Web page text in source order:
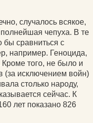
случалось всякое,
чепуха. В те
бы сравниться с
например. Геноцида,
Кроме того, не было и
(за исключением войн)
столько народу,
сейчас. К
лет показано 826